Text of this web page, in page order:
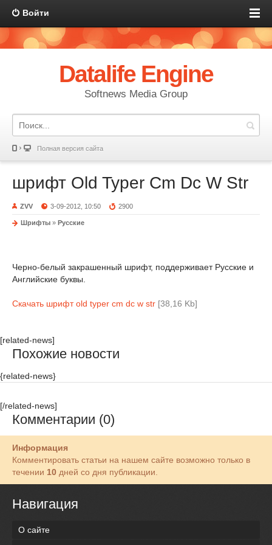
Войти
Datalife Engine
Softnews Media Group
Полная версия сайта
шрифт Old Typer Cm Dc W Str
ZVV 3-09-2012, 10:50 2900
Шрифты » Русские
Черно-белый закрашенный шрифт, поддерживает Русские и
Английские буквы.
Скачать шрифт old typer cm dc w str [38,16 Kb]
[related-news]
Похожие новости
{related-news}
[/related-news]
Комментарии (0)
Информация
Комментировать статьи на нашем сайте возможно только в
течении 10 дней со дня публикации.
Навигация
О сайте